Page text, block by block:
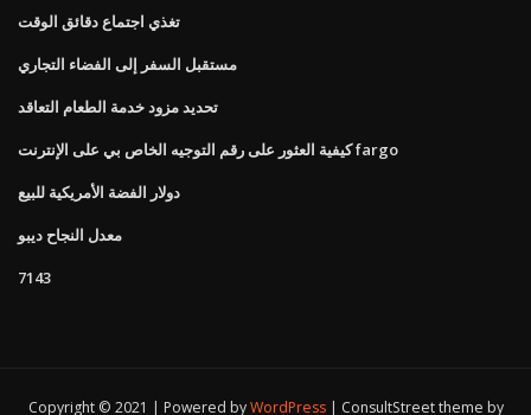
تغذي اجتماع دقائق الوقت
مستقبل السفر إلى الفضاء التجاري
تحديد مزود خدمة الطعام التعاقد
كيفية العثور على رقم التوجيه الخاص بي على الإنترنت fargo
دولار الفضة الأمريكية للبيع
معدل النجاح ديبو
7143
Copyright © 2021 | Powered byWordPress ConsultStreet theme by